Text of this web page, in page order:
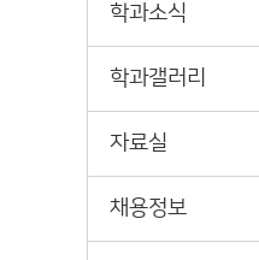
학과소식
학과갤러리
자료실
채용정보